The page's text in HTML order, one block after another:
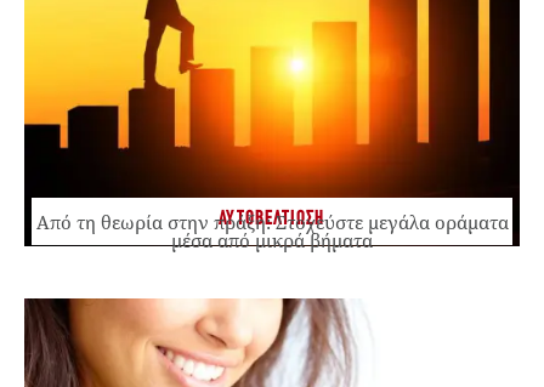
ΑΥΤΟΒΕΛΤΙΩΣΗ
Από τη θεωρία στην πράξη: Στοχεύστε μεγάλα οράματα
μέσα από μικρά βήματα